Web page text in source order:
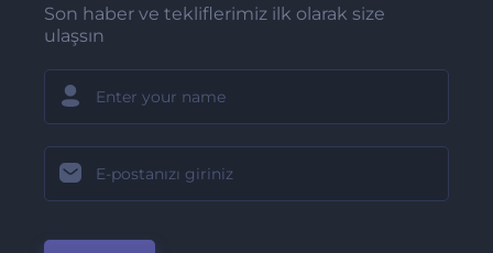
Son haber ve tekliflerimiz ilk olarak size
ulaşsın